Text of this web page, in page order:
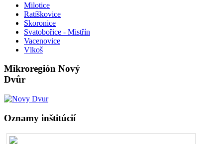
Milotice
Ratíškovice
Skoronice
Svatobořice - Mistřín
Vacenovice
Vlkoš
Mikroregión Nový
Dvůr
Oznamy inštitúcií